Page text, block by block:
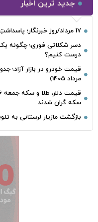
جدید ترین اخبار
17 مرداد/روز خبرنگار؛ پاسداشتِ حقیقت در عصرِ تردید
دسر شکلاتی فوری؛ چگونه یک
درست کنیم؟
مرداد 1405)
سکه گران شدند
بازگشت مازیار لرستانی به